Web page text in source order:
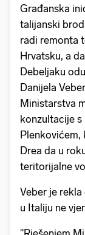
Građanska
talijanski
radi remonta
Hrvatsku, a
Debeljaku
Danijela
Ministarstva
konzultacije
Drea da u
teritorijalne
Veber je
u Italiju ne